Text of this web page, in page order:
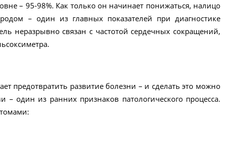
– 95-98%. Как только он начинает понижаться, налицо
– один из главных показателей при диагностике
неразрывно связан с частотой сердечных сокращений,
предотвратить развитие болезни – и сделать это можно
один из ранних признаков патологического процесса.